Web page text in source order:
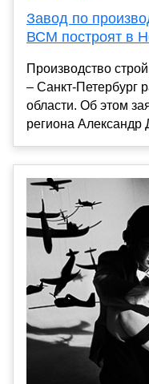
Завод по
ВСМ построят в
Производство
– Санкт-Петербург
области. Об этом
региона Александр